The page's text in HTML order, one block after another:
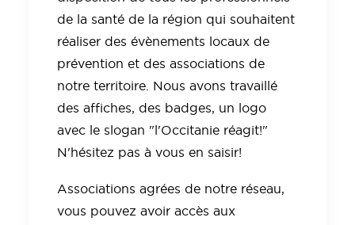
de la santé de la région qui souhaitent
réaliser des évènements locaux de
prévention et des associations de
notre territoire. Nous avons travaillé
des affiches, des badges, un logo
avec le slogan "l'Occitanie réagit!"
N'hésitez pas à vous en saisir!
Associations agrées de notre réseau,
vous pouvez avoir accès aux